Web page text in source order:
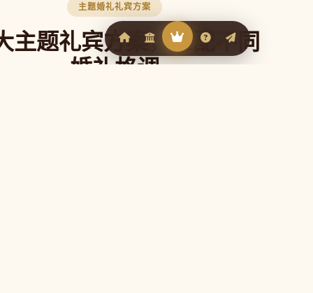
主题婚礼礼宾方案
主题礼宾方案，匹配不同
婚礼格调